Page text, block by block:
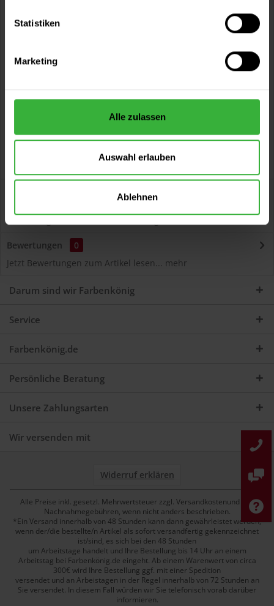
Statistiken
Marketing
Alle zulassen
Auswahl erlauben
Ablehnen
Persönliche Beratung unter040 60 77 65 23
Lackierungen und Lackausbesserungen am Auto...
Bewertungen
0
Jetzt Bewertungen zum Artikel lesen... mehr
Darum sind wir Farbenkönig
Service
Farbenkönig.de
Persönliche Beratung
Unsere Zahlungsarten
Wir versenden mit
Widerruf erklären
Alle Preise inkl. gesetzl. Mehrwertsteuer zzgl. Versandkostenund ggf.
Nachnahmegebühren, wenn nicht anders beschrieben.
*Ein Versand innerhalb von 48 Stunden kann dann gewährleistet werden,
wenn der/die bestellte/n Artikel als sofort versandfertig gekennzeichnet
ist/sind, es sich bei den 48 Stunden
um Arbeitstage handelt und Ihre Bestellung bis 14 Uhr an einem
Arbeitstag bei Farbenkönig.de eingeht. Ab einem Warenwert von circa
300€ wird Ihre Bestellung ggf. mit einer Spedition
versendet und an Arbeistagen in der Regel innerhalb von 72 Stunden an
Sie versendet. In diesem Fall würden wir Sie telefonisch vorab darüber
informieren.